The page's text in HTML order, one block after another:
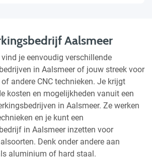
Aalsmeer
je eenvoudig verschillende
in Aalsmeer of jouw streek voor
andere CNC technieken. Je krijgt
kosten en mogelijkheden vanuit een
in Aalsmeer. Ze werken
en je kunt een
in Aalsmeer inzetten voor
Denk onder andere aan
aluminium of hard staal.